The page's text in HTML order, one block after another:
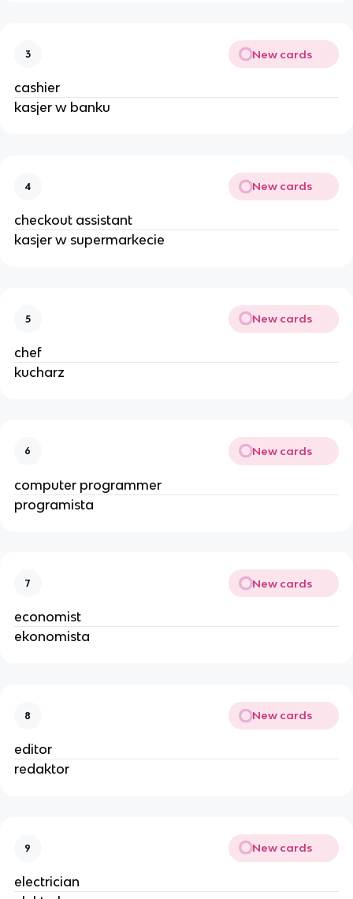
3 New cards
cashier
kasjer w banku
4 New cards
checkout assistant
kasjer w supermarkecie
5 New cards
chef
kucharz
6 New cards
computer programmer
programista
7 New cards
economist
ekonomista
8 New cards
editor
redaktor
9 New cards
electrician